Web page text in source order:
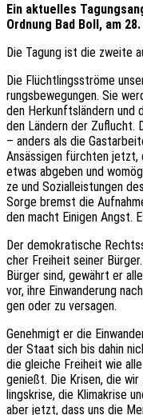
Ein aktu­el­les
Ordnung Bad Boll, am
Die Tagung ist die zweite
Die Flücht­lings­strö­me
rungs­be­we­gun­gen. Sie
den Herkunfts­län­dern und
den Ländern der Zuflucht.
– anders als die
Ansäs­si­gen fürch­ten jetzt,
etwas abge­ben und
ze und Sozi­al­leis­tun­gen
Sorge bremst die
den macht Eini­gen Angst.
Der demo­kra­ti­sche
cher Frei­heit seiner
Bürger sind, gewährt er
vor, ihre Einwan­de­rung
gen oder zu versagen.
Geneh­migt er die
der Staat sich bis dahin
die glei­che Frei­heit wie
genießt. Die Krisen, die
lings­kri­se, die Klima­kri­se
aber jetzt, dass uns die